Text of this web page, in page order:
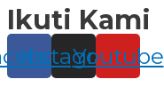
Skip
to
content
Ikuti Kami
Instagram
Youtube